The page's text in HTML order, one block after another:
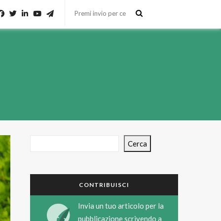
Cerca
CONTRIBUISCI
Invia un tuo articolo per la
pubblicazione scrivendo a